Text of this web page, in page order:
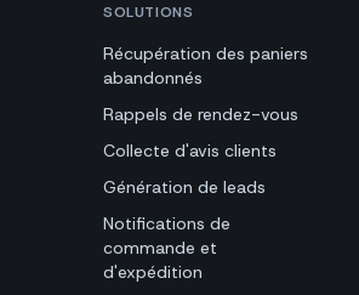
SOLUTIONS
Récupération des paniers
abandonnés
Rappels de rendez-vous
Collecte d'avis clients
Génération de leads
Notifications de
commande et
d'expédition